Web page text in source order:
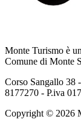
Monte Turismo è
Comune di Monte
Corso Sangallo 38
8177270 - P.iva
Copyright © 2026